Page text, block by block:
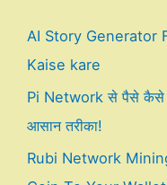
AI Story Generator
Kaise kare
Pi Network से पैसे कैसे
आसान तरीका!
Rubi Network